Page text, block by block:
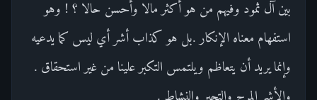
بين آل ثمود وفيهم من هو أكثر مالا وأحسن حالا ؟ ! وهو
استفهام معناه الإنكار .بل هو كذاب أشر أي ليس كما يدعيه
وإنما يريد أن يتعاظم ويلتمس التكبر علينا من غير استحقاق .
والأشر المرح والتجبر والنشاط .